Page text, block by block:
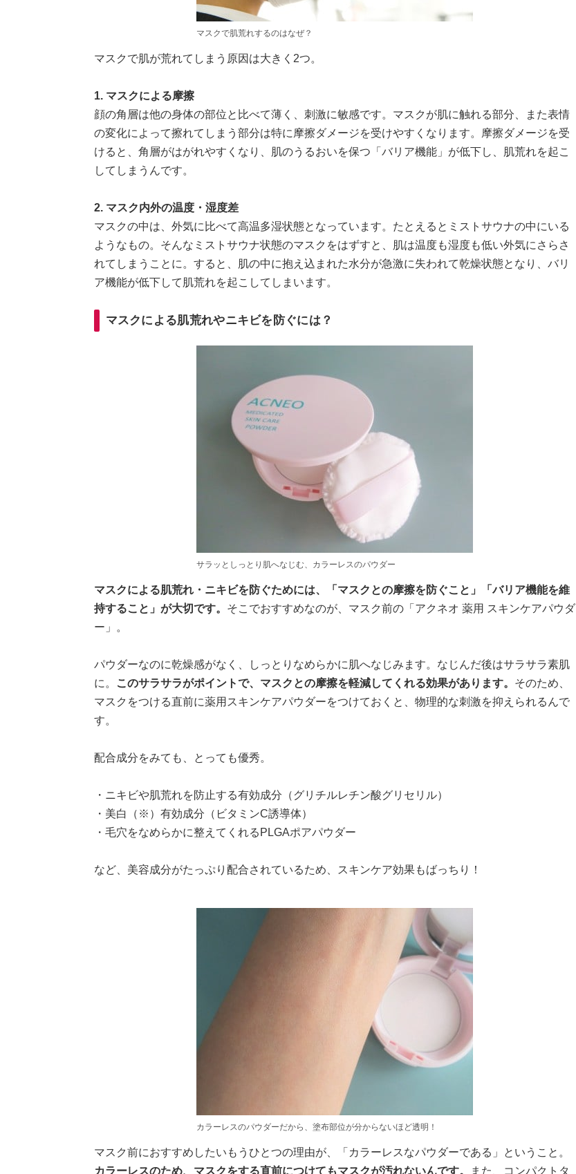
マスクで肌荒れするのはなぜ？
マスクで肌が荒れてしまう原因は大きく2つ。
1. マスクによる摩擦
顔の角層は他の身体の部位と比べて薄く、刺激に敏感です。マスクが肌に触れる部分、また表情
の変化によって擦れてしまう部分は特に摩擦ダメージを受けやすくなります。摩擦ダメージを受
けると、角層がはがれやすくなり、肌のうるおいを保つ「バリア機能」が低下し、肌荒れを起こ
してしまうんです。
2. マスク内外の温度・湿度差
マスクの中は、外気に比べて高温多湿状態となっています。たとえるとミストサウナの中にいる
ようなもの。そんなミストサウナ状態のマスクをはずすと、肌は温度も湿度も低い外気にさらさ
れてしまうことに。すると、肌の中に抱え込まれた水分が急激に失われて乾燥状態となり、バリ
ア機能が低下して肌荒れを起こしてしまいます。
マスクによる肌荒れやニキビを防ぐには？
サラッとしっとり肌へなじむ、カラーレスのパウダー
マスクによる肌荒れ・ニキビを防ぐためには、「マスクとの摩擦を防ぐこと」「バリア機能を維
持すること」が大切です。 そこでおすすめなのが、マスク前の「アクネオ 薬用 スキンケアパウダ
ー」。
パウダーなのに乾燥感がなく、しっとりなめらかに肌へなじみます。なじんだ後はサラサラ素肌
に。
このサラサラがポイントで、マスクとの摩擦を軽減してくれる効果があります。 そのため、
マスクをつける直前に薬用スキンケアパウダーをつけておくと、物理的な刺激を抑えられるんで
す。
配合成分をみても、とっても優秀。
・ニキビや肌荒れを防止する有効成分（グリチルレチン酸グリセリル）
・美白（※）有効成分（ビタミンC誘導体）
・毛穴をなめらかに整えてくれるPLGAポアパウダー
など、美容成分がたっぷり配合されているため、スキンケア効果もばっちり！
カラーレスのパウダーだから、塗布部位が分からないほど透明！
マスク前におすすめしたいもうひとつの理由が、「カラーレスなパウダーである」ということ。
カラーレスのため、マスクをする直前につけてもマスクが汚れないんです。
また、コンパクトタ